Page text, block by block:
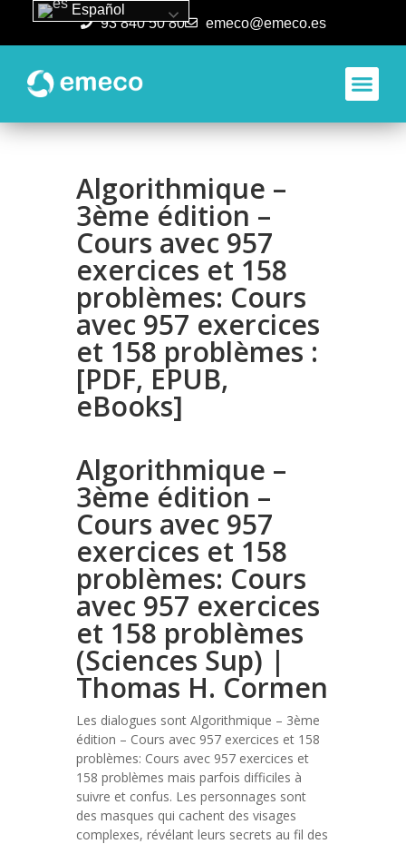
93 840 50 80 emeco@emeco.es
Algorithmique –
3ème édition –
Cours avec 957
exercices et 158
problèmes: Cours
avec 957 exercices
et 158 problèmes :
[PDF, EPUB,
eBooks]
Algorithmique –
3ème édition –
Cours avec 957
exercices et 158
problèmes: Cours
avec 957 exercices
et 158 problèmes
(Sciences Sup) |
Thomas H. Cormen
Les dialogues sont Algorithmique – 3ème
édition – Cours avec 957 exercices et 158
problèmes: Cours avec 957 exercices et
158 problèmes mais parfois difficiles à
suivre et confus. Les personnages sont
des masques qui cachent des visages
complexes, révélant leurs secrets au fil des
Español